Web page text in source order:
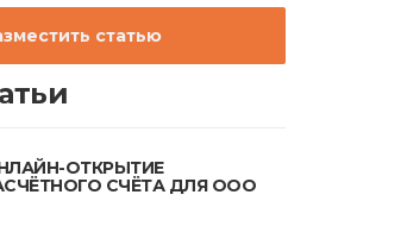
статью
ОТКРЫТИЕ
СЧЁТА ДЛЯ ООО